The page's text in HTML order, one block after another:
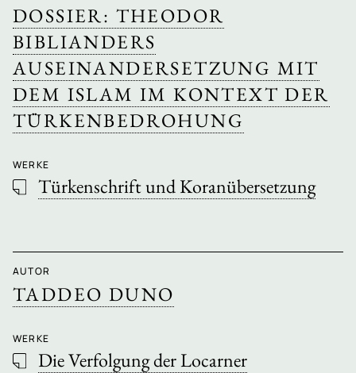
DOSSIER: THEODOR
BIBLIANDERS
AUSEINANDERSETZUNG MIT
DEM ISLAM IM KONTEXT DER
TÜRKENBEDROHUNG
WERKE
Türkenschrift und Koranübersetzung
AUTOR
TADDEO DUNO
WERKE
Die Verfolgung der Locarner